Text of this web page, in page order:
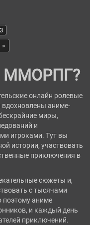
»
ММОРПГ?
онлайн ролевые
вдохновлены аниме-
миры,
и
игроками. Тут вы
истории, участвовать
приключения в
сюжеты и,
с тысячами
поэтому аниме
и каждый день
приключений.